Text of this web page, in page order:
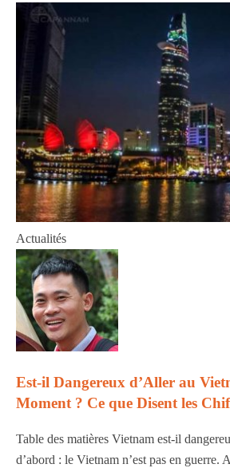
Actualités
Est-il Dangereux d’Aller au
Moment ? Ce que Disent les
Table des matières Vietnam est-il
d’abord : le Vietnam n’est pas en guerre.